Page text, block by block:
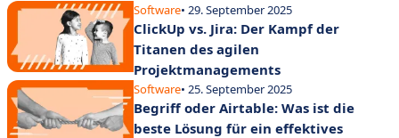
Software• 29. September 2025
ClickUp vs. Jira: Der Kampf der
Titanen des agilen
Projektmanagements
Software• 25. September 2025
Begriff oder Airtable: Was ist die
beste Lösung für ein effektives